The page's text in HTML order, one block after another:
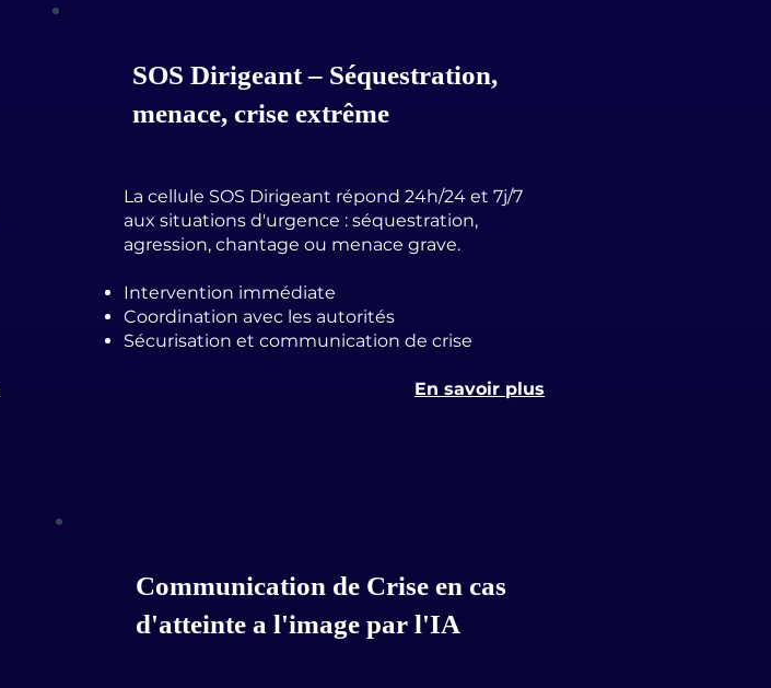
SOS Dirigeant – Séquestration,
menace, crise extrême
La cellule SOS Dirigeant répond 24h/24 et 7j/7
aux situations d'urgence : séquestration,
agression, chantage ou menace grave.
Intervention immédiate
Coordination avec les autorités
Sécurisation et communication de crise
En savoir plus
Communication de Crise en cas
d'atteinte a l'image par l'IA